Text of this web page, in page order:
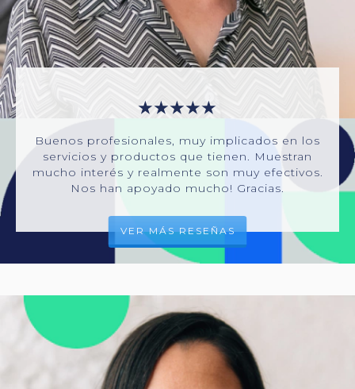
★★★★★
Buenos profesionales, muy implicados en los
servicios y productos que tienen. Muestran
mucho interés y realmente son muy efectivos.
Nos han apoyado mucho! Gracias.
VER MÁS RESEÑAS